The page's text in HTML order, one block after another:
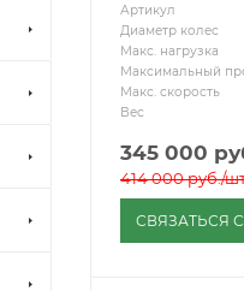
Артикул
Диаметр колес
Макс. нагрузка
Максимальный
Макс. скорость
Вес
345 000
414 000руб./
СВЯЗАТЬСЯ